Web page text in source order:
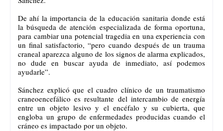
De ahí la importancia de la educación sanitaria donde está
la búsqueda de atención especializada de forma oportuna,
para cambiar una potencial tragedia en una experiencia con
un final satisfactorio, “pero cuando después de un trauma
craneal aparezca alguno de los signos de alarma explicados,
no dude en buscar ayuda de inmediato, así podemos
ayudarle”.
Sánchez explicó que el cuadro clínico de un traumatismo
craneoencefálico es resultante del intercambio de energía
entre un objeto lesivo y el encéfalo y su cubierta, que
engloba un grupo de enfermedades producidas cuando el
cráneo es impactado por un objeto.